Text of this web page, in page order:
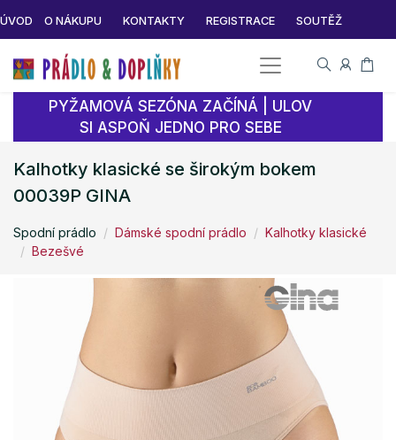
ÚVOD O NÁKUPU KONTAKTY REGISTRACE SOUTĚŽ
PYŽAMOVÁ SEZÓNA ZAČÍNÁ | ULOV
SI ASPOŇ JEDNO PRO SEBE
Kalhotky klasické se širokým bokem
00039P GINA
Spodní prádlo Dámské spodní prádlo
Kalhotky klasické
Bezešvé